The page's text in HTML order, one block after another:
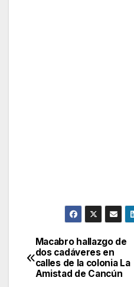
Post
navigation
Macabro hallazgo de
dos cadáveres en
calles de la colonia La
Amistad de Cancún